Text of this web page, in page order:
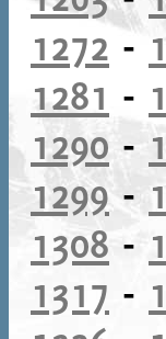
1272 -
1281 -
1290 -
1299-
1308 -
1317 -